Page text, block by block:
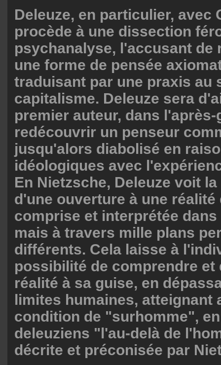
Deleuze, en particulier, avec
procède à une dissection
psychanalyse, l'accusant de
une forme de pensée
traduisant par une praxis au
capitalisme. Deleuze sera
premier auteur, dans l'après-
redécouvrir un penseur
jusqu'alors diabolisé en
idéologiques avec
En Nietzsche, Deleuze voit
d'une ouverture à une
comprise et interprétée
mais à travers mille plans
différents. Cela laisse à
possibilité de comprendre et
réalité à sa guise, en
limites humaines, atteignant
condition de "surhomme",
deleuziens "l'au-delà de
décrite et préconisée par